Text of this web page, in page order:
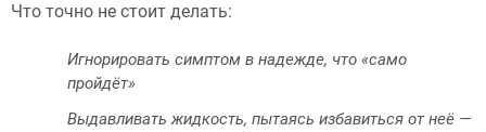
Что точно не стоит делать:
Игнорировать симптом в надежде, что «само
пройдёт»
Выдавливать жидкость, пытаясь избавиться от неё —